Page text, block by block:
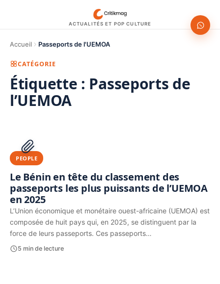
ACTUALITÉS ET POP CULTURE
Accueil Passeports de l'UEMOA
CATÉGORIE
Étiquette : Passeports de
l’UEMOA
PUBLICITÉ
PEOPLE
Le Bénin en tête du classement des
passeports les plus puissants de l’UEMOA
en 2025
L’Union économique et monétaire ouest-africaine (UEMOA) est
composée de huit pays qui, en 2025, se distinguent par la
force de leurs passeports. Ces passeports…
5 min de lecture